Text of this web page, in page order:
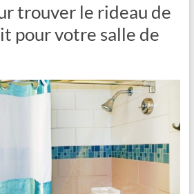
trouver le rideau de
pour votre salle de